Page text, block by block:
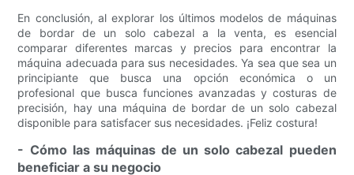
En conclusión, al explorar los últimos modelos de máquinas
de bordar de un solo cabezal a la venta, es esencial
comparar diferentes marcas y precios para encontrar la
máquina adecuada para sus necesidades. Ya sea que sea un
principiante que busca una opción económica o un
profesional que busca funciones avanzadas y costuras de
precisión, hay una máquina de bordar de un solo cabezal
disponible para satisfacer sus necesidades. ¡Feliz costura!
- Cómo las máquinas de un solo cabezal pueden
beneficiar a su negocio